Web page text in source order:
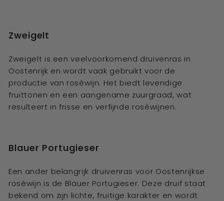
Zweigelt
Zweigelt is een veelvoorkomend druivenras in
Oostenrijk en wordt vaak gebruikt voor de
productie van roséwijn. Het biedt levendige
fruittonen en een aangename zuurgraad, wat
resulteert in frisse en verfijnde roséwijnen.
Blauer Portugieser
Een ander belangrijk druivenras voor Oostenrijkse
roséwijn is de Blauer Portugieser. Deze druif staat
bekend om zijn lichte, fruitige karakter en wordt